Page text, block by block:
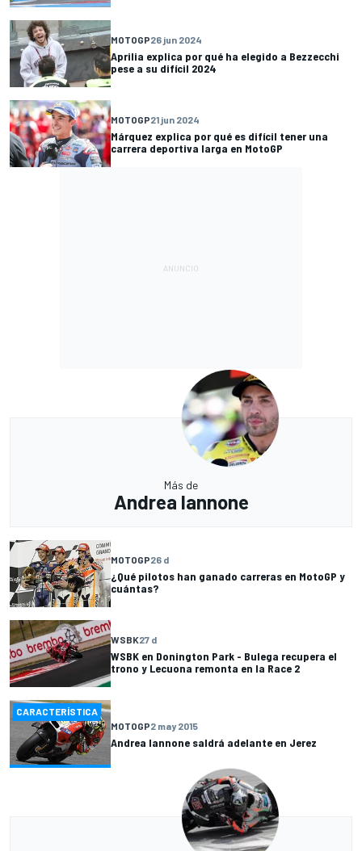
MOTOGP26 jun 2024
Aprilia explica por qué ha elegido a Bezzecchi
pese a su difícil 2024
MOTOGP21 jun 2024
Márquez explica por qué es difícil tener una
carrera deportiva larga en MotoGP
Más de
Andrea Iannone
MOTOGP26 d
¿Qué pilotos han ganado carreras en MotoGP y
cuántas?
WSBK27 d
WSBK en Donington Park - Bulega recupera el
trono y Lecuona remonta en la Race 2
CARACTERÍSTICA
MOTOGP2 may 2015
Andrea Iannone saldrá adelante en Jerez